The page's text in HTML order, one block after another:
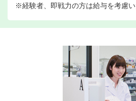
※経験者、即戦力の方は給与を考慮い